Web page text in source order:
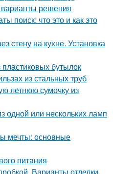
варианты решения
поиск: что это и как это
стену на кухне. Установка
бутылок
из стальных труб
летнюю сумочку из
одной или нескольких ламп
мечты: основные
питания